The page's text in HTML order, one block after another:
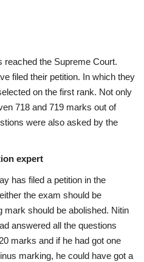
the Supreme Court.
filed their petition. In which they
on the first rank. Not only
718 and 719 marks out of
were also asked by the
expert
has filed a petition in the
the exam should be
mark should be abolished. Nitin
answered all the questions
marks and if he had got one
marking, he could have got a